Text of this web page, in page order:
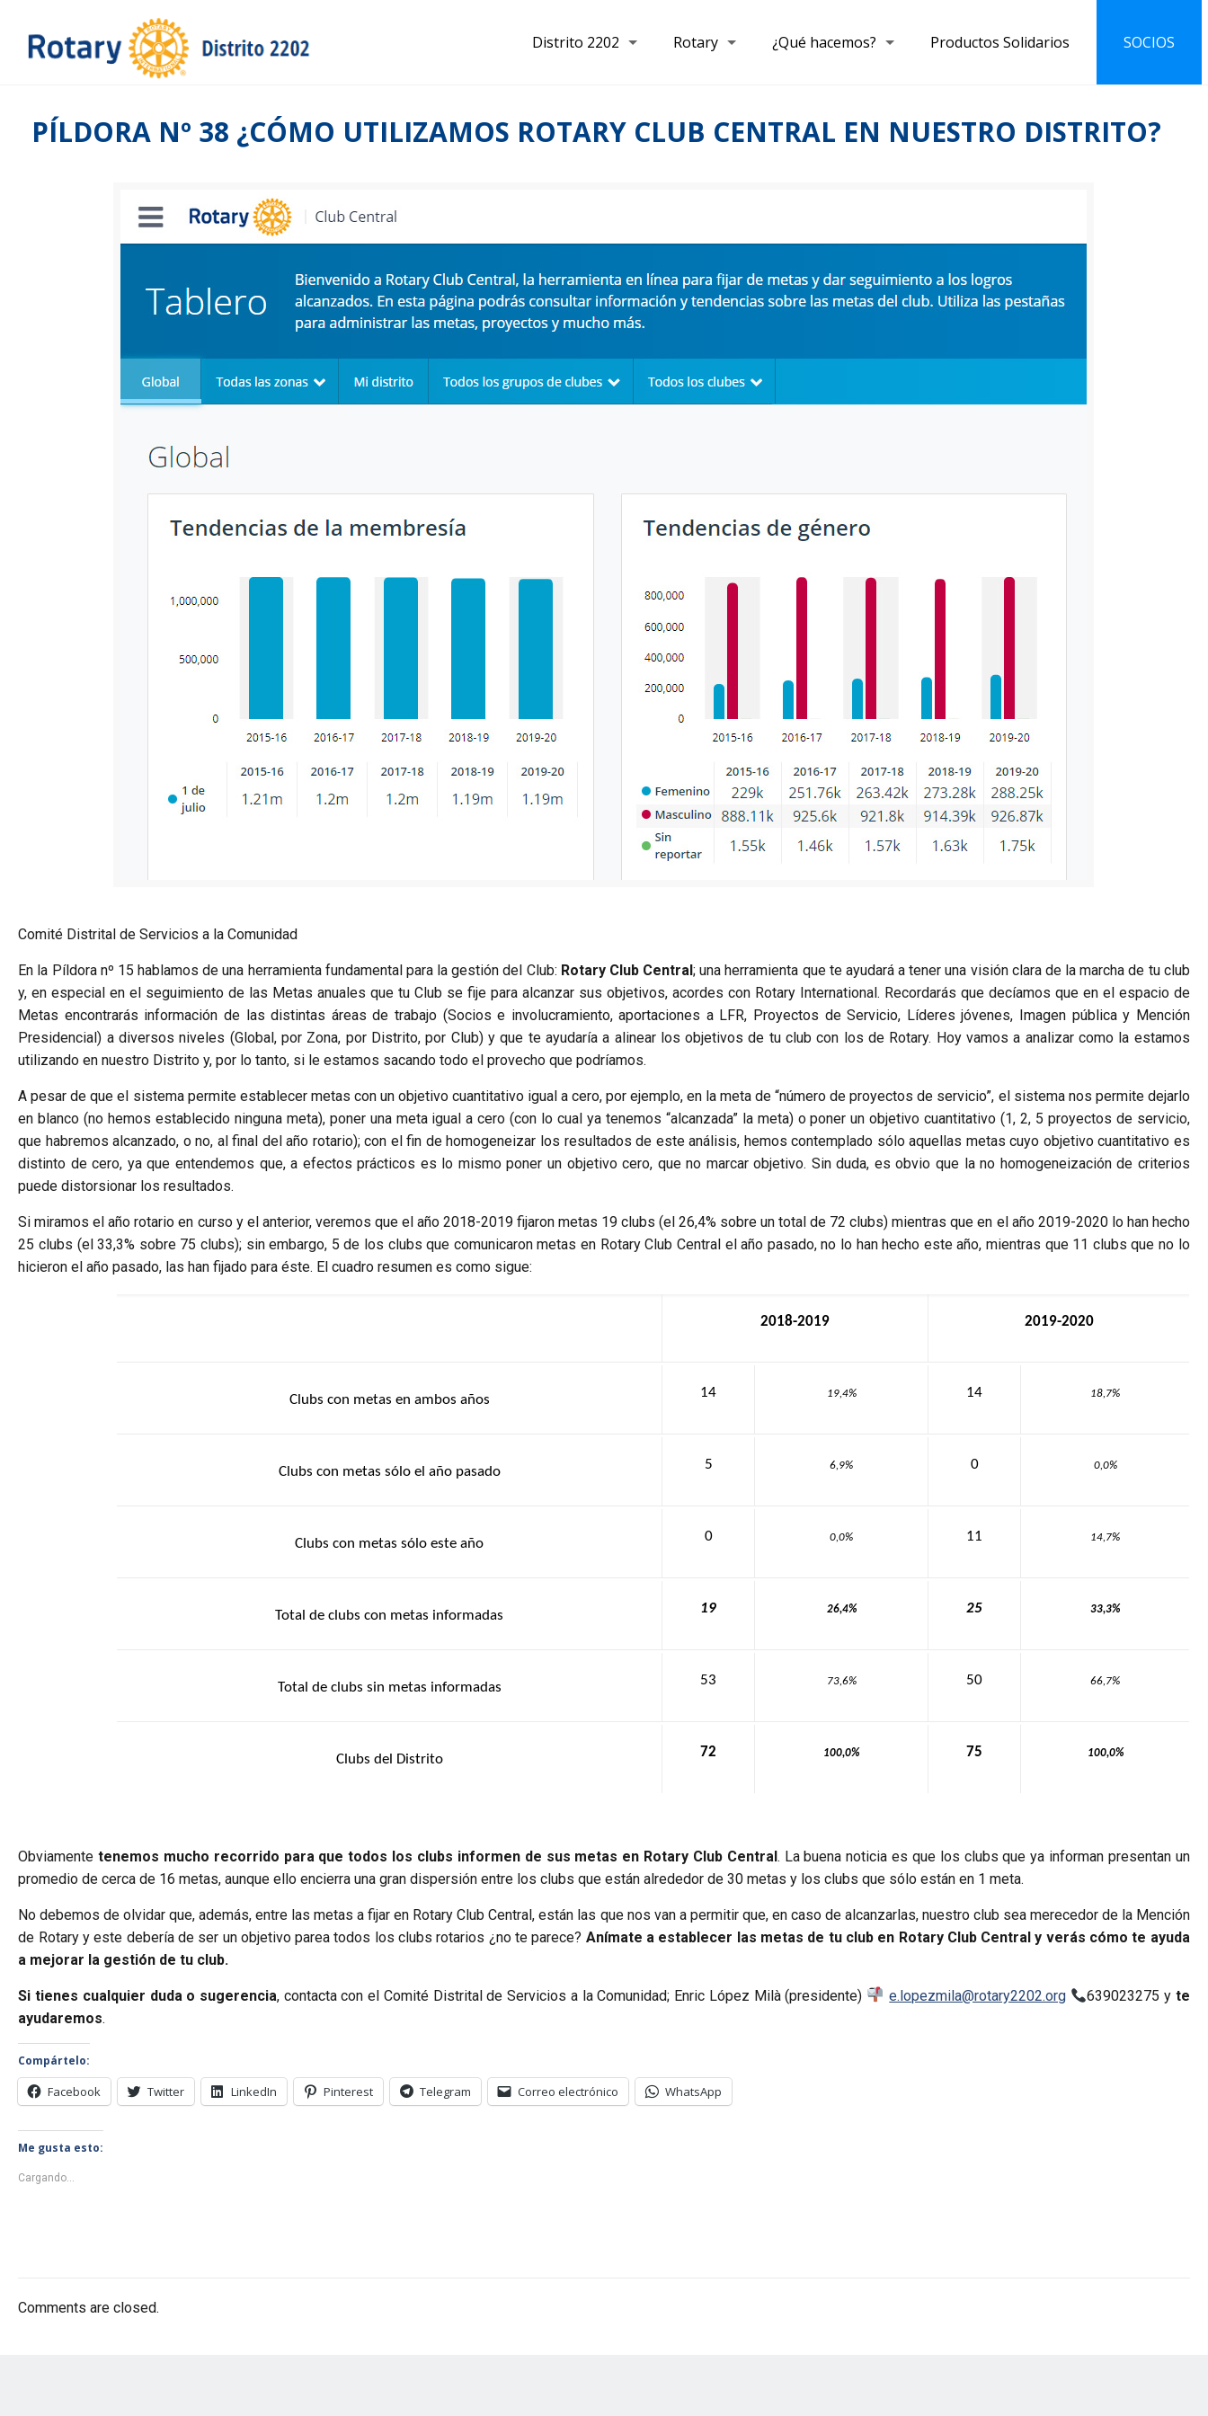
Distrito 2202 Rotary ¿Qué hacemos? Productos Solidarios SOCIOS
PÍLDORA Nº 38 ¿CÓMO UTILIZAMOS ROTARY CLUB CENTRAL EN NUESTRO DISTRITO?
Comité Distrital de Servicios a la Comunidad
En la Píldora nº 15 hablamos de una herramienta fundamental para la gestión del Club: Rotary Club Central; una herramienta que te ayudará a tener una visión clara de la marcha de tu club
y, en especial en el seguimiento de las Metas anuales que tu Club se fije para alcanzar sus objetivos, acordes con Rotary International. Recordarás que decíamos que en el espacio de
Metas encontrarás información de las distintas áreas de trabajo (Socios e involucramiento, aportaciones a LFR, Proyectos de Servicio, Líderes jóvenes, Imagen pública y Mención
Presidencial) a diversos niveles (Global, por Zona, por Distrito, por Club) y que te ayudaría a alinear los objetivos de tu club con los de Rotary. Hoy vamos a analizar como la estamos
utilizando en nuestro Distrito y, por lo tanto, si le estamos sacando todo el provecho que podríamos.
A pesar de que el sistema permite establecer metas con un objetivo cuantitativo igual a cero, por ejemplo, en la meta de “número de proyectos de servicio”, el sistema nos permite dejarlo
en blanco (no hemos establecido ninguna meta), poner una meta igual a cero (con lo cual ya tenemos “alcanzada” la meta) o poner un objetivo cuantitativo (1, 2, 5 proyectos de servicio,
que habremos alcanzado, o no, al final del año rotario); con el fin de homogeneizar los resultados de este análisis, hemos contemplado sólo aquellas metas cuyo objetivo cuantitativo es
distinto de cero, ya que entendemos que, a efectos prácticos es lo mismo poner un objetivo cero, que no marcar objetivo. Sin duda, es obvio que la no homogeneización de criterios
puede distorsionar los resultados.
Si miramos el año rotario en curso y el anterior, veremos que el año 2018-2019 fijaron metas 19 clubs (el 26,4% sobre un total de 72 clubs) mientras que en el año 2019-2020 lo han hecho
25 clubs (el 33,3% sobre 75 clubs); sin embargo, 5 de los clubs que comunicaron metas en Rotary Club Central el año pasado, no lo han hecho este año, mientras que 11 clubs que no lo
hicieron el año pasado, las han fijado para éste. El cuadro resumen es como sigue:
2018-2019 2019-2020
Clubs con metas en ambos años 14 19,4% 14 18,7%
Clubs con metas sólo el año pasado 5 6,9% 0 0,0%
Clubs con metas sólo este año 0 0,0% 11 14,7%
Total de clubs con metas informadas 19 26,4% 25 33,3%
Total de clubs sin metas informadas 53 73,6% 50 66,7%
Clubs del Distrito 72 100,0% 75 100,0%
Obviamentetenemos mucho recorrido para que todos los clubs informen de sus metas en Rotary Club Central. La buena noticia es que los clubs que ya informan presentan un
promedio de cerca de 16 metas, aunque ello encierra una gran dispersión entre los clubs que están alrededor de 30 metas y los clubs que sólo están en 1 meta.
No debemos de olvidar que, además, entre las metas a fijar en Rotary Club Central, están las que nos van a permitir que, en caso de alcanzarlas, nuestro club sea merecedor de la Mención
de Rotary y este debería de ser un objetivo parea todos los clubs rotarios ¿no te parece? Anímate a establecer las metas de tu club en Rotary Club Central y verás cómo te ayuda
a mejorar la gestión de tu club.
Si tienes cualquier duda o sugerencia, contacta con el Comité Distrital de Servicios a la Comunidad; Enric López Milà (presidente) e.lopezmila@rotary2202.org 639023275 y te
ayudaremos.
Compártelo:
Facebook Twitter LinkedIn Pinterest Telegram Correo electrónico WhatsApp
Me gusta esto:
Cargando...
Comments are closed.